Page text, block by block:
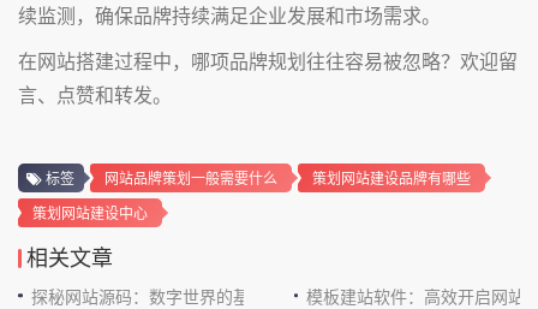
续监测，确保品牌持续满足企业发展和市场需求。
在网站搭建过程中，哪项品牌规划往往容易被忽略？欢迎留
言、点赞和转发。
标签 网站品牌策划一般需要什么
策划网站建设品牌有哪些
策划网站建设中心
相关文章
探秘网站源码：数字世界的基石
模板建站软件：高效开启网站